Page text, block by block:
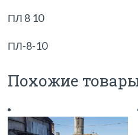
ПЛ 8 10
ПЛ-8-10
Похожие